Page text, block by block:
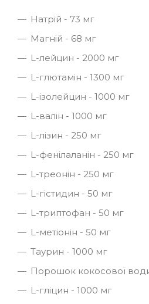
Натрій - 73 мг
Магній - 68 мг
L-лейцин - 2000 мг
L-глютамін - 1300 мг
L-ізолейцин - 1000 мг
L-валін - 1000 мг
L-лізин - 250 мг
L-фенілаланін - 250 мг
L-треонін - 250 мг
L-гістидин - 50 мг
L-триптофан - 50 мг
L-метіонін - 50 мг
Таурин - 1000 мг
Порошок кокосової
L-гліцин - 1000 мг